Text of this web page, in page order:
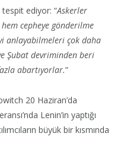
ediyor: “Askerler
cepheye gönderilme
anlayabilmeleri çok daha
Şubat devriminden beri
abartıyorlar.”
20 Haziran’da
Lenin’in yaptığı
büyük bir kısmında